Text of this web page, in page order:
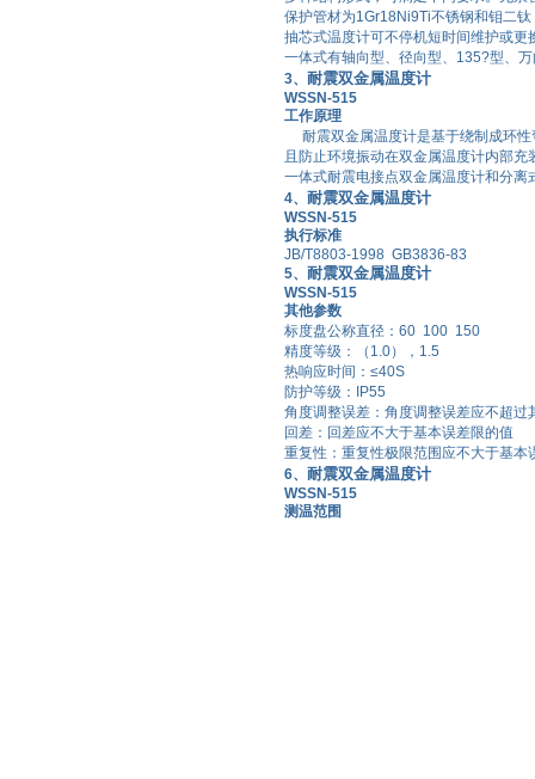
保护管材为1Gr18Ni9Ti不锈钢和钼二
抽芯式温度计可不停机短时间维护或更
一体式有轴向型、径向型、
135?型、
3、 耐震双金属温度计
WSSN-515
工作原理
耐震双金属温度计是基于绕制成环性
且防止环境振动在双金属温度计内部充
一体式耐震电接点双金属温度计和分离
4、 耐震双金属温度计
WSSN-515
执行标准
JB/T8803-1998 GB3836-83
5、 耐震双金属温度计
WSSN-515
其他参数
标度盘公称直径： 60 100 150
精度等级：（ 1.0）， 1.5
热响应时间： ≤40S
防护等级：
IP55
角度调整误差：角度调整误差应不超过
回差：回差应不大于基本误差限的值
重复性：重复性极限范围应不大于基本
6、 耐震双金属温度计
WSSN-515
测温范围